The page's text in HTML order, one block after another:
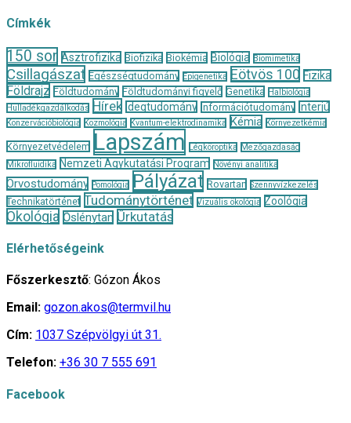
Címkék
150 sor Asztrofizika Biofizika Biokémia Biológia Biomimetika
Csillagászat Egészségtudomány Epigenetika Eötvös 100 Fizika
Földrajz Földtudomány Földtudományi figyelő Genetika
Halbiológia
Hulladékgazdálkodás
Hírek Idegtudomány Információtudomány Interjú
Konzervációbiológia Kozmológia Kvantum-elektrodinamika Kémia Környezetkémia
Környezetvédelem Lapszám Légköroptika
Mezőgazdaság
Mikrofluidika
Nemzeti Agykutatási Program Növényi analitika
Orvostudomány Pomológia Pályázat Rovartan Szennyvízkezelés
Technikatörténet Tudománytörténet Vizuális ökológia Zoológia
Ökológia Őslénytan Űrkutatás
Elérhetőségeink
Főszerkesztő: Gózon Ákos
Email: gozon.akos@termvil.hu
Cím: 1037 Szépvölgyi út 31.
Telefon: +36 30 7 555 691
Facebook